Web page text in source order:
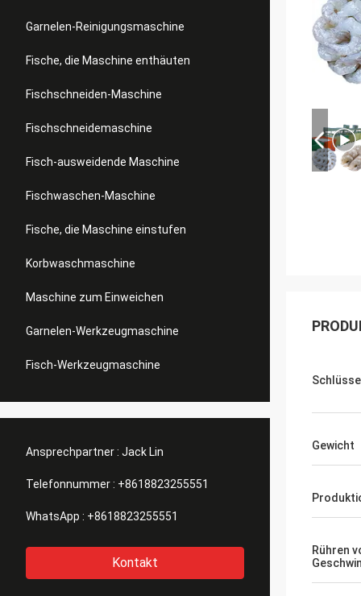
Garnelen-Reinigungsmaschine
Fische, die Maschine enthäuten
Fischschneiden-Maschine
Fischschneidemaschine
Fisch-ausweidende Maschine
Fischwaschen-Maschine
Fische, die Maschine einstufen
Korbwaschmaschine
Maschine zum Einweichen
Garnelen-Werkzeugmaschine
Fisch-Werkzeugmaschine
Ansprechpartner : Jack Lin
Telefonnummer : +8618823255551
WhatsApp : +8618823255551
Kontakt
Gewicht
Rühren